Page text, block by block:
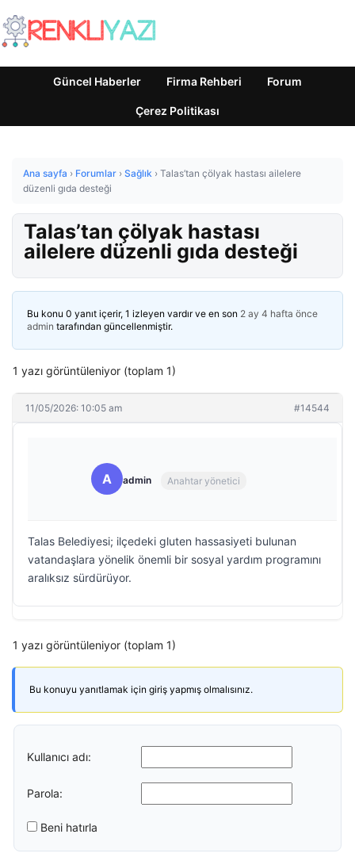
Güncel Haberler Firma Rehberi Forum
Çerez Politikası
Ana sayfa › Forumlar › Sağlık › Talas’tan çölyak hastası ailelere
düzenli gıda desteği
Talas’tan çölyak hastası
ailelere düzenli gıda desteği
Bu konu 0 yanıt içerir, 1 izleyen vardır ve en son 2 ay 4 hafta önce
admin tarafından güncellenmiştir.
1 yazı görüntüleniyor (toplam 1)
11/05/2026: 10:05 am #14544
A admin Anahtar yönetici
Talas Belediyesi; ilçedeki gluten hassasiyeti bulunan
vatandaşlara yönelik önemli bir sosyal yardım programını
aralıksız sürdürüyor.
1 yazı görüntüleniyor (toplam 1)
Bu konuyu yanıtlamak için giriş yapmış olmalısınız.
Kullanıcı adı:
Parola:
Beni hatırla